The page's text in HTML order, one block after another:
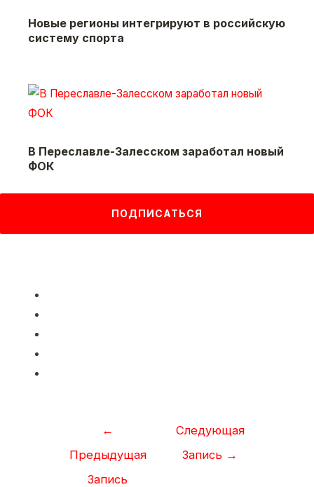
Новые регионы интегрируют в российскую
систему спорта
В Переславле-Залесском заработал новый
ФОК
Навигация
по
записям
←
Предыдущая
Запись
Следующая
Запись →
ПОДПИСАТЬСЯ